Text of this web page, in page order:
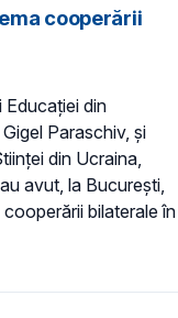
cooperării
Educației din
Paraschiv, și
din Ucraina,
avut, la București,
bilaterale în